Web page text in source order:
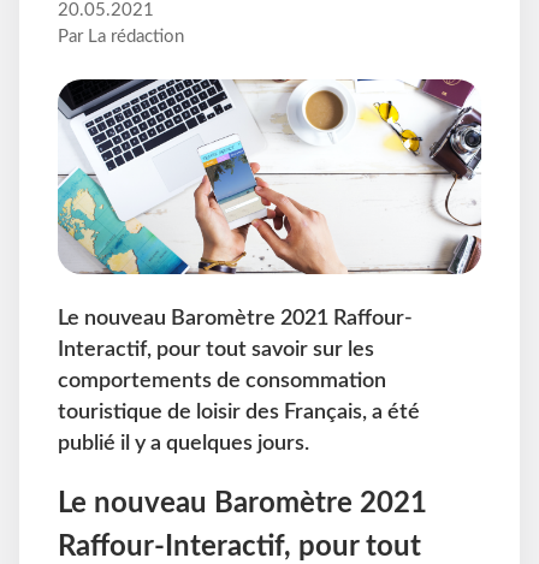
20.05.2021
Par La rédaction
Le nouveau Baromètre 2021 Raffour-
Interactif, pour tout savoir sur les
comportements de consommation
touristique de loisir des Français, a été
publié il y a quelques jours.
Le nouveau Baromètre 2021
Raffour-Interactif, pour tout